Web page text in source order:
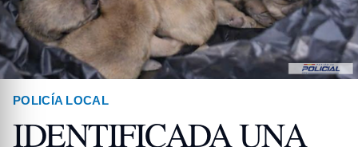
POLICÍA LOCAL
IDENTIFICADA UNA